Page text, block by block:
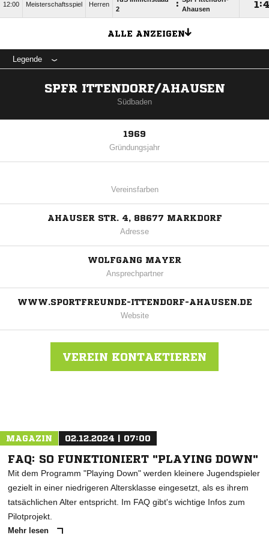
12:00 Meisterschaftsspiel Herren
2
: Ahausen
:
ALLE ANZEIGEN
Legende
SPFR ITTENDORF/AHAUSEN
Südbaden
1969
Gründungsjahr
Vereinsfarben
AHAUSER STR. 4, 88677 MARKDORF
Adresse
WOLFGANG MAYER
Ansprechpartner
WWW.SPORTFREUNDE-ITTENDORF-AHAUSEN.DE
Website
VEREIN KONTAKTIEREN
MAGAZIN 02.12.2024 | 07:00
FAQ: SO FUNKTIONIERT "PLAYING DOWN"
Mit dem Programm "Playing Down" werden kleinere Jugendspieler
gezielt in einer niedrigeren Altersklasse eingesetzt, als es ihrem
tatsächlichen Alter entspricht. Im FAQ gibt's wichtige Infos zum
Pilotprojekt.
Mehr lesen